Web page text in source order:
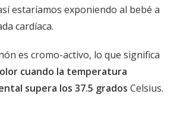
estaríamos exponiendo al bebé a
cardíaca.
es cromo-activo, lo que significa
cuando la temperatura
supera los 37.5 grados Celsius.